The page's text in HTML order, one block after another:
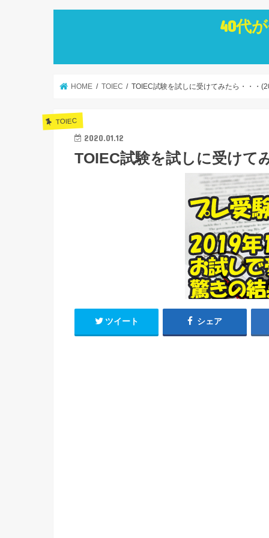
40代
HOME TOIEC TOIEC試験を試しに受けてみたら・・・
TOIEC
2020.01.12
TOIEC試験を試しに受けて
ツイート シェア